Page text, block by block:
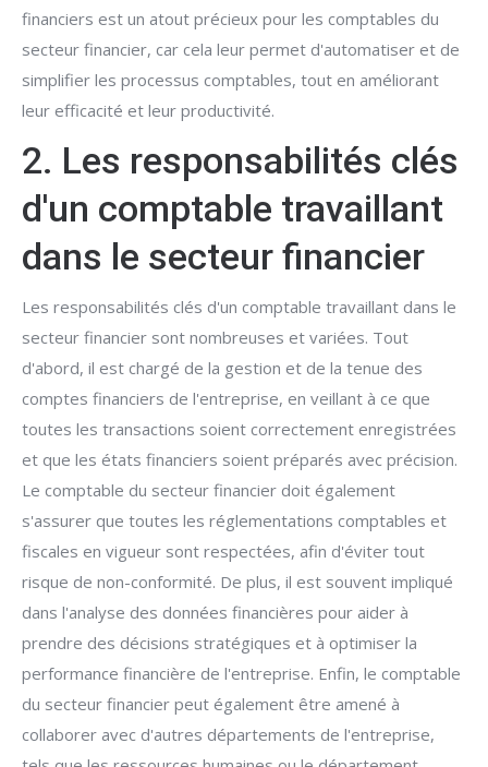
financiers est un atout précieux pour les comptables du
secteur financier, car cela leur permet d'automatiser et de
simplifier les processus comptables, tout en améliorant
leur efficacité et leur productivité.
2. Les responsabilités clés
d'un comptable travaillant
dans le secteur financier
Les responsabilités clés d'un comptable travaillant dans le
secteur financier sont nombreuses et variées. Tout
d'abord, il est chargé de la gestion et de la tenue des
comptes financiers de l'entreprise, en veillant à ce que
toutes les transactions soient correctement enregistrées
et que les états financiers soient préparés avec précision.
Le comptable du secteur financier doit également
s'assurer que toutes les réglementations comptables et
fiscales en vigueur sont respectées, afin d'éviter tout
risque de non-conformité. De plus, il est souvent impliqué
dans l'analyse des données financières pour aider à
prendre des décisions stratégiques et à optimiser la
performance financière de l'entreprise. Enfin, le comptable
du secteur financier peut également être amené à
collaborer avec d'autres départements de l'entreprise,